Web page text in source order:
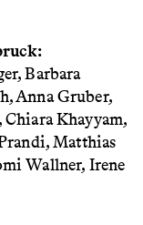
Barbara
Anna Gruber,
Khayyam,
Matthias
Wallner, Irene